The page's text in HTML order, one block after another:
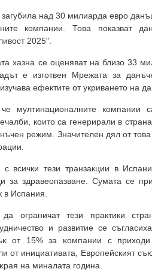
над 30 милиарда евро
компании. Това показват
2025".
хазна се оценяват на близо 33
е изготвен Мрежата за
ефектите от укриването на
че мултинационалните
които са генерирали в
режим. Значителен дял от
с всички тези транзакции в
за здравеопазване. Сумата се
в Испания.
ограничат тези практики
и развитие се
oт 15% зa ĸoмпaнии c
oт инициaтивaтa, Eвропейският
нa миналата година.